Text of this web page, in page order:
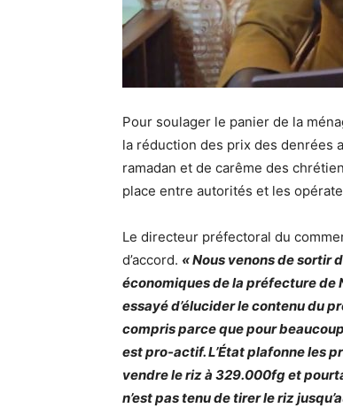
Pour soulager le panier de la
la réduction des prix des denrées
ramadan et de carême des
place entre autorités et les
Le directeur préfectoral du
d’accord. « Nous venons de sortir
économiques de la préfecture de
essayé d’élucider le contenu du
compris parce que pour
est pro-actif. L’État plafonne les
vendre le riz à 329.000fg et
n’est pas tenu de tirer le riz